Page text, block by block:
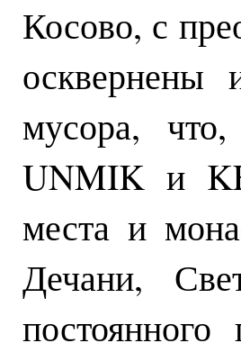
Косово, с
осквернены
мусора,
UNMIK и
места и
Дечани,